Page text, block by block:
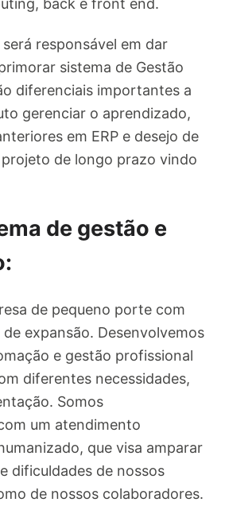
responsável em dar
sistema de Gestão
diferenciais importantes a
gerenciar o aprendizado,
em ERP e desejo de
projeto de longo prazo vindo
de gestão e
de pequeno porte com
expansão. Desenvolvemos
e gestão profissional
diferentes necessidades,
Somos
um atendimento
que visa amparar
dificuldades de nossos
de nossos colaboradores.